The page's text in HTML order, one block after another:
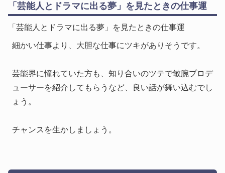
「芸能人とドラマに出る夢」を見たときの仕事運
「芸能人とドラマに出る夢」を見たときの仕事運
細かい仕事より、大胆な仕事にツキがありそうです。
芸能界に憧れていた方も、知り合いのツテで敏腕プロデ
ューサーを紹介してもらうなど、良い話が舞い込むでし
ょう。
チャンスを生かしましょう。